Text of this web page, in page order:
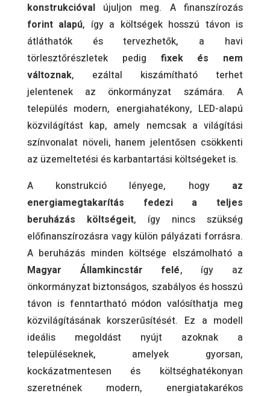
konstrukcióvalújuljon meg. A finanszírozás
forint alapú, így a költségek hosszú távon is
átláthatók és tervezhetők, a havi
törlesztőrészletek pedig fixek és nem
változnak, ezáltal kiszámítható terhet
jelentenek az önkormányzat számára. A
település modern, energiahatékony, LED-alapú
közvilágítást kap, amely nemcsak a világítási
színvonalat növeli, hanem jelentősen csökkenti
az üzemeltetési és karbantartási költségeket is.
A konstrukció lényege, hogy az
energiamegtakarítás fedezi a teljes
beruházás költségeit, így nincs szükség
előfinanszírozásra vagy külön pályázati forrásra.
A beruházás minden költsége elszámolható a
Magyar Államkincstár felé, így az
önkormányzat biztonságos, szabályos és hosszú
távon is fenntartható módon valósíthatja meg
közvilágításának korszerűsítését. Ez a modell
ideális megoldást nyújt azoknak a
településeknek, amelyek gyorsan,
kockázatmentesen és költséghatékonyan
szeretnének modern, energiatakarékos